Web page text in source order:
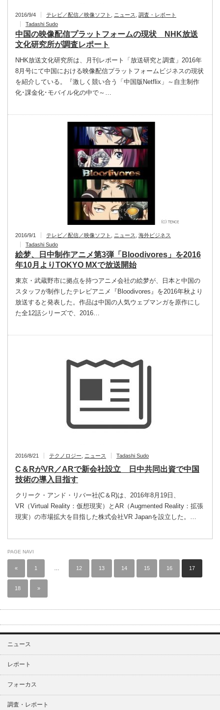
2016/9/4 テレビ／配信／映像ソフト ニュース
調査・レポート
Tadashi Sudo
中国の映像配信プラットフォームの現状 NHK放送
文化研究所が調査レポート
NHK放送文化研究所は、月刊レポート「放送研究と調査」2016年
8月号にて中国における映像配信プラットフォームビジネスの現状
を紹介している。『激しく競い合う「中国版Netflix」～自主制作
化･課金化･モバイル化の中で～…
2016/9/1 テレビ／配信／映像ソフト ニュース
海外ビジネス
Tadashi Sudo
絵梦、日中制作アニメ第3弾「Bloodivores」を2016
年10月よりTOKYO MXで放送開始
東京・武蔵野市に拠点を持つアニメ会社の絵梦が、日本と中国の
スタッフが制作したテレビアニメ『Bloodivores』を2016年秋より
放送すると発表した。作品は中国の人気ウェブマンガを原作にし
た全12話シリーズで、2016…
2016/8/21 テクノロジー ニュース Tadashi Sudo
C＆RがVR／ARで新会社設立 日中共同出資で中国
技術の導入目指す
クリーク・アンド・リバー社(C＆R)は、2016年8月19日、
VR（Virtual Reality：仮想現実）とAR（Augmented Reality：拡張
現実）の市場拡大を目指した株式会社VR Japanを設立した。…
PAGE NAVI
« 1 12 13 14 15 16 17
18 »
ニュース
レポート
フォーカス
調査・レポート